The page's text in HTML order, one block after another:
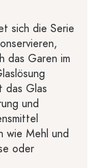
sich die Serie
das Garen im
das Glas
und
Mehl und
oder